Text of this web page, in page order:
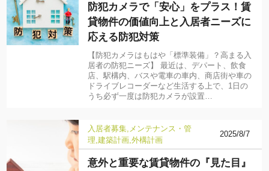
防犯カメラで「安心」をプラス！賃
貸物件の価値向上と入居者ニーズに
応える防犯対策
【防犯カメラはもはや「標準装備」？高まる入
居者の防犯ニーズ】 最近は、デパート、飲食
店、駅構内、バスや電車の車内、商店街や車の
ドライブレコーダーなど生活する上で、1日の
うち必ず一度は防犯カメラが設置…
入居者募集 メンテナンス・管
理 建築計画 外構計画
2025/8/7
意外と重要な賃貸物件の『見た目』